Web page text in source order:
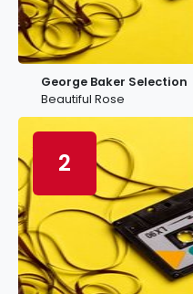
George Baker Selection
Beautiful Rose
2